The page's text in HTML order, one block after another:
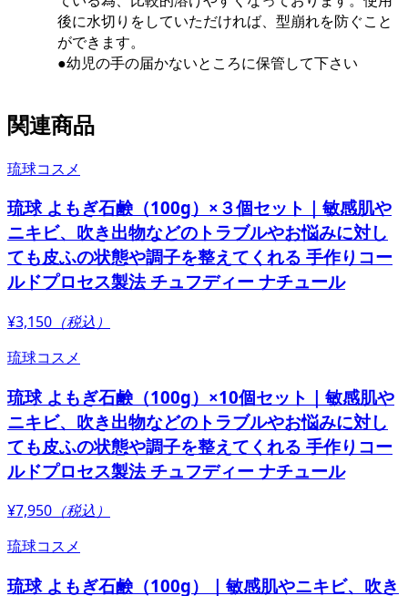
後に水切りをしていただければ、型崩れを防ぐこと
ができます。
●幼児の手の届かないところに保管して下さい
関連商品
琉球コスメ
琉球 よもぎ石鹸（100g）×３個セット｜敏感肌や
ニキビ、吹き出物などのトラブルやお悩みに対し
ても皮ふの状態や調子を整えてくれる 手作りコー
ルドプロセス製法 チュフディー ナチュール
¥3,150 （税込）
琉球コスメ
琉球 よもぎ石鹸（100g）×10個セット｜敏感肌や
ニキビ、吹き出物などのトラブルやお悩みに対し
ても皮ふの状態や調子を整えてくれる 手作りコー
ルドプロセス製法 チュフディー ナチュール
¥7,950 （税込）
琉球コスメ
琉球 よもぎ石鹸（100g）｜敏感肌やニキビ、吹き